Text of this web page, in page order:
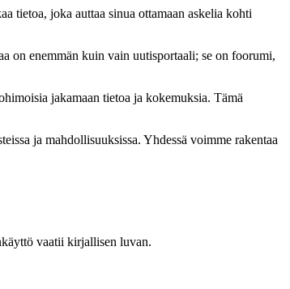
tietoa, joka auttaa sinua ottamaan askelia kohti
on enemmän kuin vain uutisportaali; se on foorumi,
jakamaan tietoa ja kokemuksia. Tämä
ja mahdollisuuksissa. Yhdessä voimme rakentaa
vaatii kirjallisen luvan.